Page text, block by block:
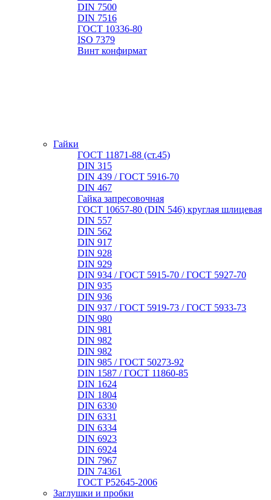
DIN 7500
DIN 7516
ГОСТ 10336-80
ISO 7379
Винт конфирмат
Гайки
ГОСТ 11871-88 (ст.45)
DIN 315
DIN 439 / ГОСТ 5916-70
DIN 467
Гайка запресовочная
ГОСТ 10657-80 (DIN 546) круглая шлицевая
DIN 557
DIN 562
DIN 917
DIN 928
DIN 929
DIN 934 / ГОСТ 5915-70 / ГОСТ 5927-70
DIN 935
DIN 936
DIN 937 / ГОСТ 5919-73 / ГОСТ 5933-73
DIN 980
DIN 981
DIN 982
DIN 982
DIN 985 / ГОСТ 50273-92
DIN 1587 / ГОСТ 11860-85
DIN 1624
DIN 1804
DIN 6330
DIN 6331
DIN 6334
DIN 6923
DIN 6924
DIN 7967
DIN 74361
ГОСТ Р52645-2006
Заглушки и пробки